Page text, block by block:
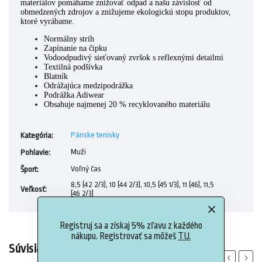
Registruj sa a získaj 5% zľavu z každého
nákupu. Registrovať sa môžeš TU.
materiálov pomáhame znižovať odpad a našu závislosť od
obmedzených zdrojov a znižujeme ekologickú stopu produktov,
ktoré vyrábame.
Normálny strih
Zapínanie na čipku
Vodoodpudivý sieťovaný zvršok s reflexnými detailmi
Textilná podšívka
Blatník
Odrážajúca medzipodrážka
Podrážka Adiwear
Obsahuje najmenej 20 % recyklovaného materiálu
Kategória:
Pánske tenisky
Pohlavie:
Muži
Šport: Voľný čas
Veľkosť:
8,5 (42 2/3), 10 (44 2/3), 10,5 (45 1/3), 11 (46), 11,5
(46 2/3)
Súvisiaci tovar
PreviousNext